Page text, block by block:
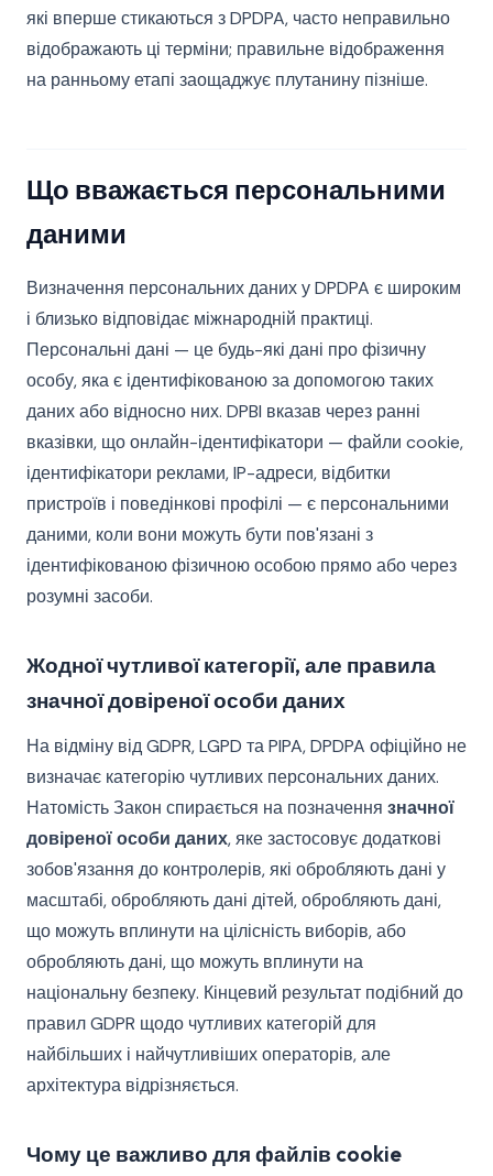
які вперше стикаються з DPDPA, часто неправильно
відображають ці терміни; правильне відображення
на ранньому етапі заощаджує плутанину пізніше.
Що вважається персональними
даними
Визначення персональних даних у DPDPA є широким
і близько відповідає міжнародній практиці.
Персональні дані — це будь-які дані про фізичну
особу, яка є ідентифікованою за допомогою таких
даних або відносно них. DPBI вказав через ранні
вказівки, що онлайн-ідентифікатори — файли cookie,
ідентифікатори реклами, IP-адреси, відбитки
пристроїв і поведінкові профілі — є персональними
даними, коли вони можуть бути пов'язані з
ідентифікованою фізичною особою прямо або через
розумні засоби.
Жодної чутливої категорії, але правила
значної довіреної особи даних
На відміну від GDPR, LGPD та PIPA, DPDPA офіційно не
визначає категорію чутливих персональних даних.
Натомість Закон спирається на позначення значної
довіреної особи даних, яке застосовує додаткові
зобов'язання до контролерів, які обробляють дані у
масштабі, обробляють дані дітей, обробляють дані,
що можуть вплинути на цілісність виборів, або
обробляють дані, що можуть вплинути на
національну безпеку. Кінцевий результат подібний до
правил GDPR щодо чутливих категорій для
найбільших і найчутливіших операторів, але
архітектура відрізняється.
Чому це важливо для файлів cookie